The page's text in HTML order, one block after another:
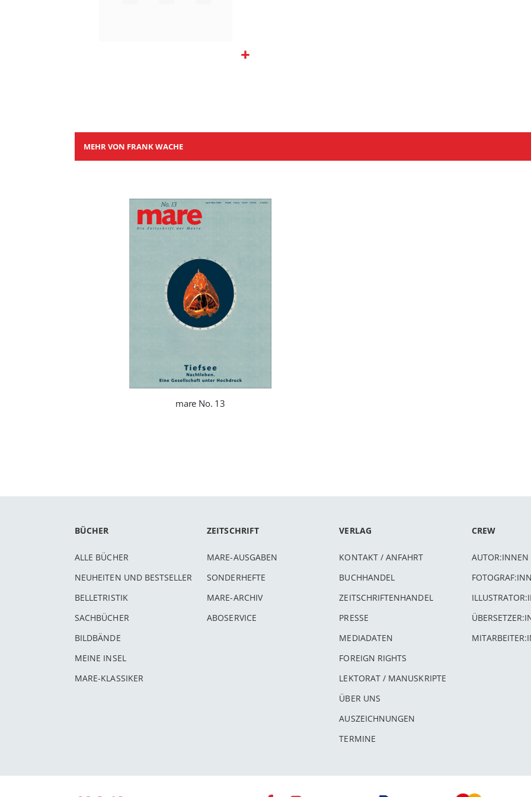
MEHR VON FRANK WACHE
mare No. 13
BÜCHER
ALLE BÜCHER
NEUHEITEN UND BESTSELLER
BELLETRISTIK
SACHBÜCHER
BILDBÄNDE
MEINE INSEL
MARE-KLASSIKER
ZEITSCHRIFT
MARE-AUSGABEN
SONDERHEFTE
MARE-ARCHIV
ABOSERVICE
VERLAG
KONTAKT / ANFAHRT
BUCHHANDEL
ZEITSCHRIFTENHANDEL
PRESSE
MEDIADATEN
FOREIGN RIGHTS
LEKTORAT / MANUSKRIPTE
ÜBER UNS
AUSZEICHNUNGEN
TERMINE
CREW
AUTOR:INNEN